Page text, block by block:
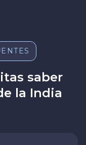
saber
la India